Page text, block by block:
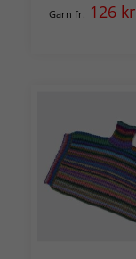
Garn fr. 126 kr